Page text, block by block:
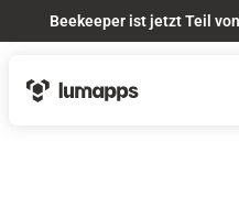
Beekeeper ist jetzt Teil